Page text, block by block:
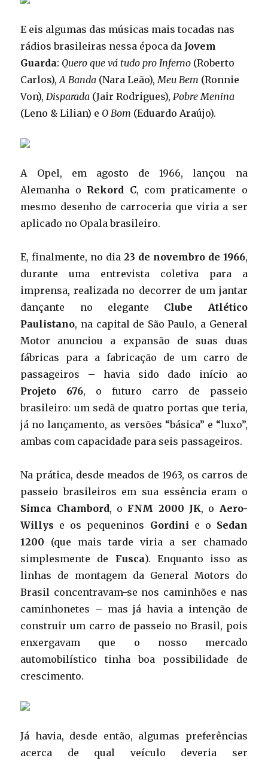
E eis algumas das músicas mais tocadas nas
rádios brasileiras nessa época da Jovem
Guarda: Quero que vá tudo pro Inferno (Roberto
Carlos),A Banda (Nara Leão),Meu Bem (Ronnie
Von),Disparada (Jair Rodrigues),Pobre Menina
(Leno & Lilian) e O Bom (Eduardo Araújo).
A Opel, em agosto de 1966, lançou na
Alemanha o Rekord C, com praticamente o
mesmo desenho de carroceria que viria a ser
aplicado no Opala brasileiro.
E, finalmente, no dia 23 de novembro de 1966,
durante uma entrevista coletiva para a
imprensa, realizada no decorrer de um jantar
dançante no elegante Clube Atlético
Paulistano, na capital de São Paulo, a General
Motor anunciou a expansão de suas duas
fábricas para a fabricação de um carro de
passageiros – havia sido dado início ao
Projeto 676, o futuro carro de passeio
brasileiro: um sedã de quatro portas que teria,
já no lançamento, as versões “básica” e “luxo”,
ambas com capacidade para seis passageiros.
Na prática, desde meados de 1963, os carros de
passeio brasileiros em sua essência eram o
Simca Chambord, o FNM 2000 JK, o Aero-
Willys e os pequeninos Gordini e o Sedan
1200 (que mais tarde viria a ser chamado
simplesmente de Fusca). Enquanto isso as
linhas de montagem da General Motors do
Brasil concentravam-se nos caminhões e nas
caminhonetes – mas já havia a intenção de
construir um carro de passeio no Brasil, pois
enxergavam que o nosso mercado
automobilístico tinha boa possibilidade de
crescimento.
Já havia, desde então, algumas preferências
acerca de qual veículo deveria ser